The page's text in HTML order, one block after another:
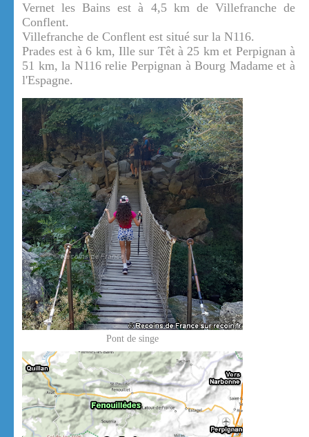
Vernet les Bains est à 4,5 km de Villefranche de
Conflent.
Villefranche de Conflent est situé sur la N116.
Prades est à 6 km, Ille sur Têt à 25 km et Perpignan à
51 km, la N116 relie Perpignan à Bourg Madame et à
l'Espagne.
Pont de singe